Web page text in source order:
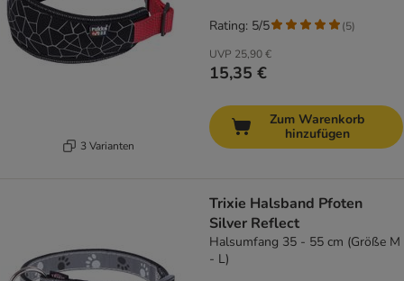
3 Varianten
UVP 25,90 €
15,35 €
Rating: 5/5 (5)
Zum Warenkorb
hinzufügen
Trixie Halsband Pfoten
Silver Reflect
Halsumfang 35 - 55 cm (Größe M
- L)